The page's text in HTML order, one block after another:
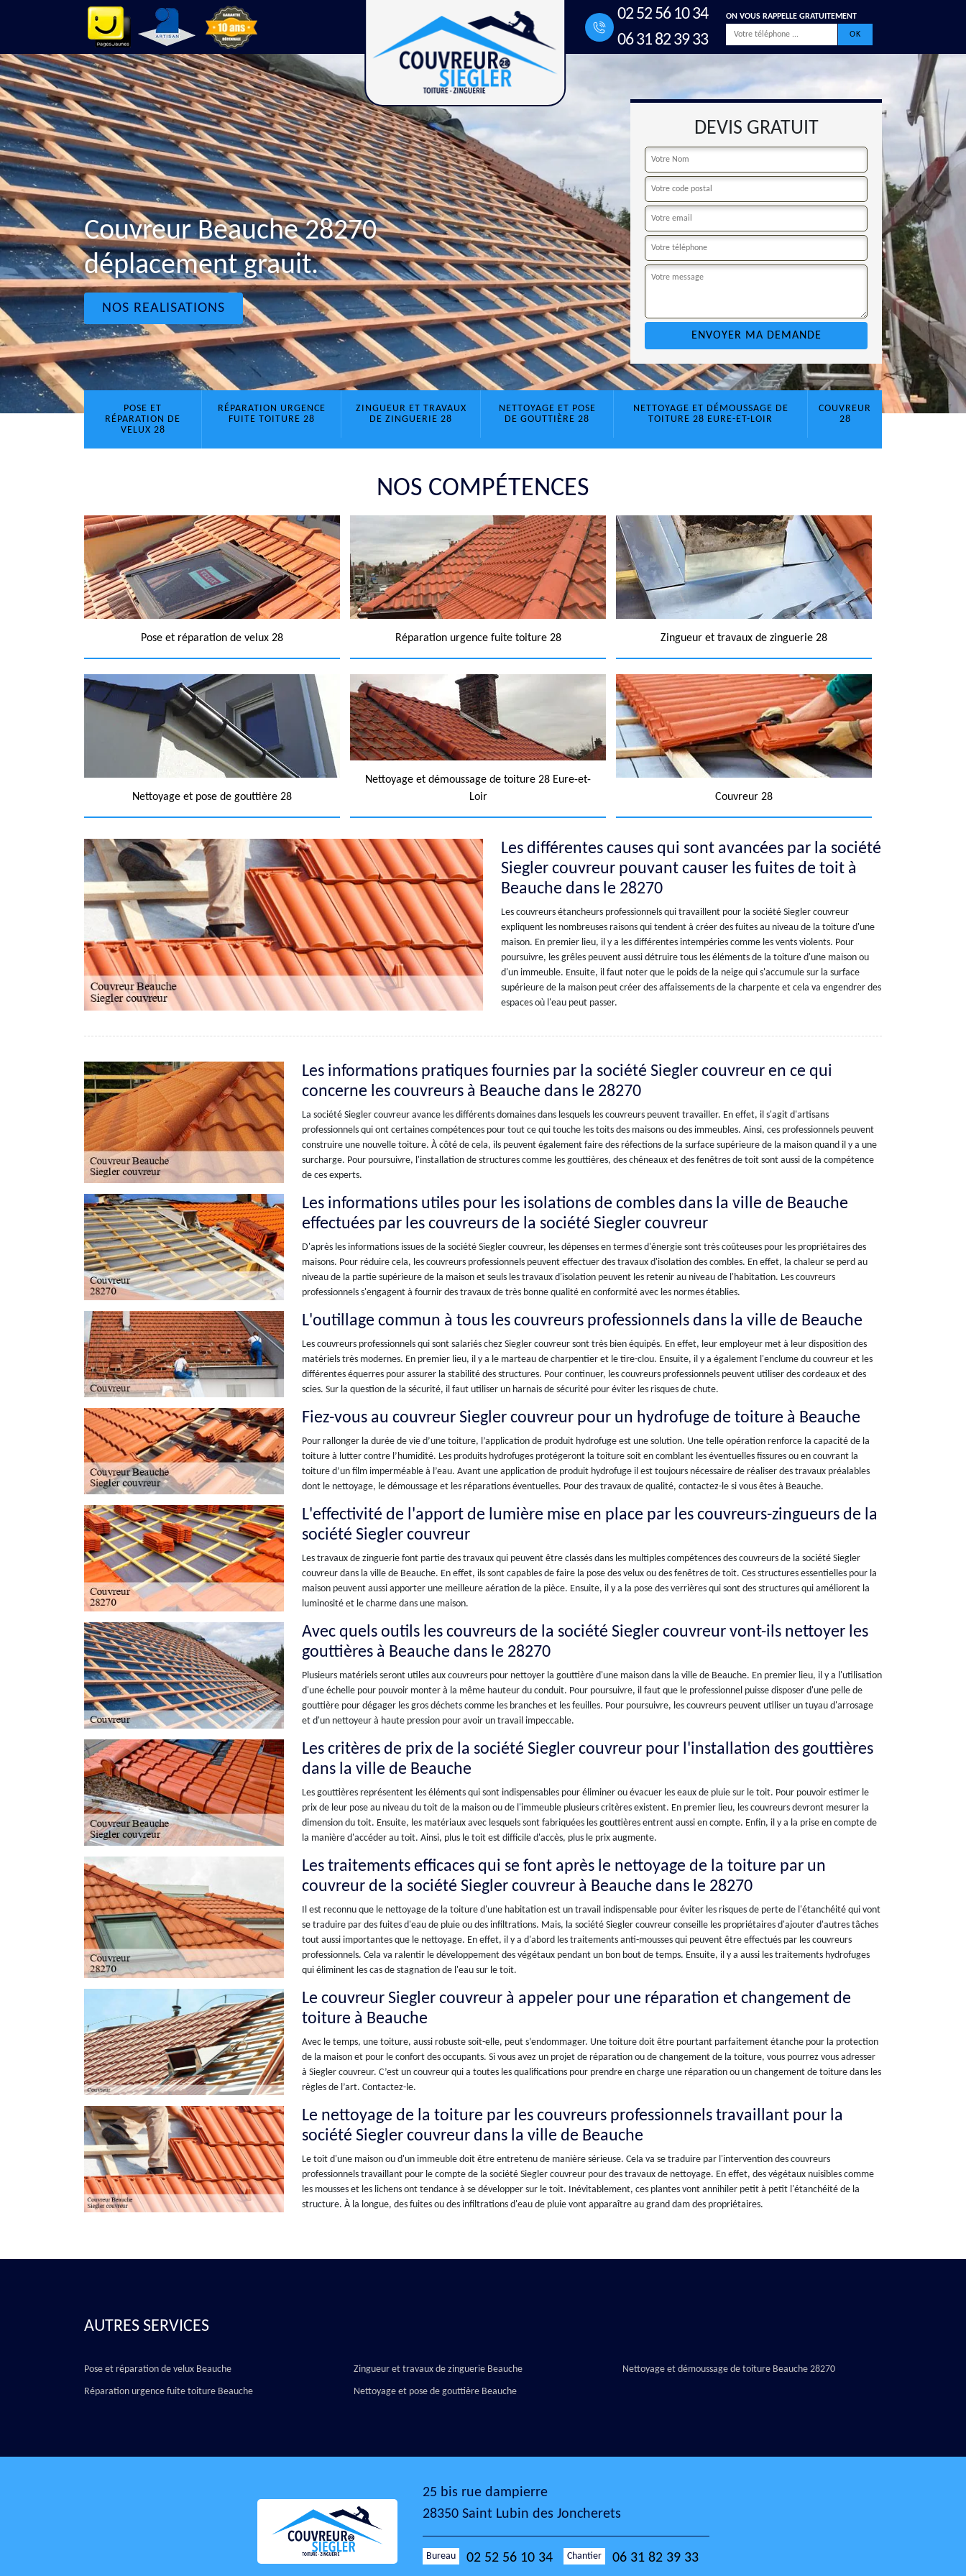
02 52 56 10 34
06 31 82 39 33
ON VOUS RAPPELLE GRATUITEMENT
Couvreur Beauche 28270
déplacement grauit.
NOS REALISATIONS
DEVIS GRATUIT
POSE ET
RÉPARATION DE
VELUX 28
RÉPARATION URGENCE
FUITE TOITURE 28
ZINGUEUR ET TRAVAUX
DE ZINGUERIE 28
NETTOYAGE ET POSE
DE GOUTTIÈRE 28
NETTOYAGE ET DÉMOUSSAGE DE
TOITURE 28 EURE-ET-LOIR
COUVREUR
28
NOS COMPÉTENCES
Pose et réparation de velux 28 Réparation urgence fuite toiture 28 Zingueur et travaux de zinguerie 28
Nettoyage et pose de gouttière 28
Nettoyage et démoussage de toiture 28 Eure-et-
Loir
Couvreur 28
Les différentes causes qui sont avancées par la société
Siegler couvreur pouvant causer les fuites de toit à
Beauche dans le 28270
Les couvreurs étancheurs professionnels qui travaillent pour la société Siegler couvreur
expliquent les nombreuses raisons qui tendent à créer des fuites au niveau de la toiture d'une
maison. En premier lieu, il y a les différentes intempéries comme les vents violents. Pour
poursuivre, les grêles peuvent aussi détruire tous les éléments de la toiture d'une maison ou
d'un immeuble. Ensuite, il faut noter que le poids de la neige qui s'accumule sur la surface
supérieure de la maison peut créer des affaissements de la charpente et cela va engendrer des
espaces où l'eau peut passer.
Les informations pratiques fournies par la société Siegler couvreur en ce qui
concerne les couvreurs à Beauche dans le 28270
La société Siegler couvreur avance les différents domaines dans lesquels les couvreurs peuvent travailler. En effet, il s'agit d'artisans
professionnels qui ont certaines compétences pour tout ce qui touche les toits des maisons ou des immeubles. Ainsi, ces professionnels peuvent
construire une nouvelle toiture. À côté de cela, ils peuvent également faire des réfections de la surface supérieure de la maison quand il y a une
surcharge. Pour poursuivre, l'installation de structures comme les gouttières, des chéneaux et des fenêtres de toit sont aussi de la compétence
de ces experts.
Les informations utiles pour les isolations de combles dans la ville de Beauche
effectuées par les couvreurs de la société Siegler couvreur
D'après les informations issues de la société Siegler couvreur, les dépenses en termes d'énergie sont très coûteuses pour les propriétaires des
maisons. Pour réduire cela, les couvreurs professionnels peuvent effectuer des travaux d'isolation des combles. En effet, la chaleur se perd au
niveau de la partie supérieure de la maison et seuls les travaux d'isolation peuvent les retenir au niveau de l'habitation. Les couvreurs
professionnels s'engagent à fournir des travaux de très bonne qualité en conformité avec les normes établies.
L'outillage commun à tous les couvreurs professionnels dans la ville de Beauche
Les couvreurs professionnels qui sont salariés chez Siegler couvreur sont très bien équipés. En effet, leur employeur met à leur disposition des
matériels très modernes. En premier lieu, il y a le marteau de charpentier et le tire-clou. Ensuite, il y a également l'enclume du couvreur et les
différentes équerres pour assurer la stabilité des structures. Pour continuer, les couvreurs professionnels peuvent utiliser des cordeaux et des
scies. Sur la question de la sécurité, il faut utiliser un harnais de sécurité pour éviter les risques de chute.
Fiez-vous au couvreur Siegler couvreur pour un hydrofuge de toiture à Beauche
Pour rallonger la durée de vie d’une toiture, l’application de produit hydrofuge est une solution. Une telle opération renforce la capacité de la
toiture à lutter contre l’humidité. Les produits hydrofuges protégeront la toiture soit en comblant les éventuelles fissures ou en couvrant la
toiture d’un film imperméable à l’eau. Avant une application de produit hydrofuge il est toujours nécessaire de réaliser des travaux préalables
dont le nettoyage, le démoussage et les réparations éventuelles. Pour des travaux de qualité, contactez-le si vous êtes à Beauche.
L'effectivité de l'apport de lumière mise en place par les couvreurs-zingueurs de la
société Siegler couvreur
Les travaux de zinguerie font partie des travaux qui peuvent être classés dans les multiples compétences des couvreurs de la société Siegler
couvreur dans la ville de Beauche. En effet, ils sont capables de faire la pose des velux ou des fenêtres de toit. Ces structures essentielles pour la
maison peuvent aussi apporter une meilleure aération de la pièce. Ensuite, il y a la pose des verrières qui sont des structures qui améliorent la
luminosité et le charme dans une maison.
Avec quels outils les couvreurs de la société Siegler couvreur vont-ils nettoyer les
gouttières à Beauche dans le 28270
Plusieurs matériels seront utiles aux couvreurs pour nettoyer la gouttière d'une maison dans la ville de Beauche. En premier lieu, il y a l'utilisation
d'une échelle pour pouvoir monter à la même hauteur du conduit. Pour poursuivre, il faut que le professionnel puisse disposer d'une pelle de
gouttière pour dégager les gros déchets comme les branches et les feuilles. Pour poursuivre, les couvreurs peuvent utiliser un tuyau d'arrosage
et d'un nettoyeur à haute pression pour avoir un travail impeccable.
Les critères de prix de la société Siegler couvreur pour l'installation des gouttières
dans la ville de Beauche
Les gouttières représentent les éléments qui sont indispensables pour éliminer ou évacuer les eaux de pluie sur le toit. Pour pouvoir estimer le
prix de leur pose au niveau du toit de la maison ou de l'immeuble plusieurs critères existent. En premier lieu, les couvreurs devront mesurer la
dimension du toit. Ensuite, les matériaux avec lesquels sont fabriquées les gouttières entrent aussi en compte. Enfin, il y a la prise en compte de
la manière d'accéder au toit. Ainsi, plus le toit est difficile d'accès, plus le prix augmente.
Les traitements efficaces qui se font après le nettoyage de la toiture par un
couvreur de la société Siegler couvreur à Beauche dans le 28270
Il est reconnu que le nettoyage de la toiture d'une habitation est un travail indispensable pour éviter les risques de perte de l'étanchéité qui vont
se traduire par des fuites d'eau de pluie ou des infiltrations. Mais, la société Siegler couvreur conseille les propriétaires d'ajouter d'autres tâches
tout aussi importantes que le nettoyage. En effet, il y a d'abord les traitements anti-mousses qui peuvent être effectués par les couvreurs
professionnels. Cela va ralentir le développement des végétaux pendant un bon bout de temps. Ensuite, il y a aussi les traitements hydrofuges
qui éliminent les cas de stagnation de l'eau sur le toit.
Le couvreur Siegler couvreur à appeler pour une réparation et changement de
toiture à Beauche
Avec le temps, une toiture, aussi robuste soit-elle, peut s’endommager. Une toiture doit être pourtant parfaitement étanche pour la protection
de la maison et pour le confort des occupants. Si vous avez un projet de réparation ou de changement de la toiture, vous pourrez vous adresser
à Siegler couvreur. C’est un couvreur qui a toutes les qualifications pour prendre en charge une réparation ou un changement de toiture dans les
règles de l’art. Contactez-le.
Le nettoyage de la toiture par les couvreurs professionnels travaillant pour la
société Siegler couvreur dans la ville de Beauche
Le toit d'une maison ou d'un immeuble doit être entretenu de manière sérieuse. Cela va se traduire par l'intervention des couvreurs
professionnels travaillant pour le compte de la société Siegler couvreur pour des travaux de nettoyage. En effet, des végétaux nuisibles comme
les mousses et les lichens ont tendance à se développer sur le toit. Inévitablement, ces plantes vont annihiler petit à petit l'étanchéité de la
structure. À la longue, des fuites ou des infiltrations d'eau de pluie vont apparaître au grand dam des propriétaires.
AUTRES SERVICES
Pose et réparation de velux Beauche
Réparation urgence fuite toiture Beauche
Zingueur et travaux de zinguerie Beauche
Nettoyage et pose de gouttière Beauche
Nettoyage et démoussage de toiture Beauche 28270
25 bis rue dampierre
28350 Saint Lubin des Joncherets
Bureau 02 52 56 10 34 Chantier 06 31 82 39 33